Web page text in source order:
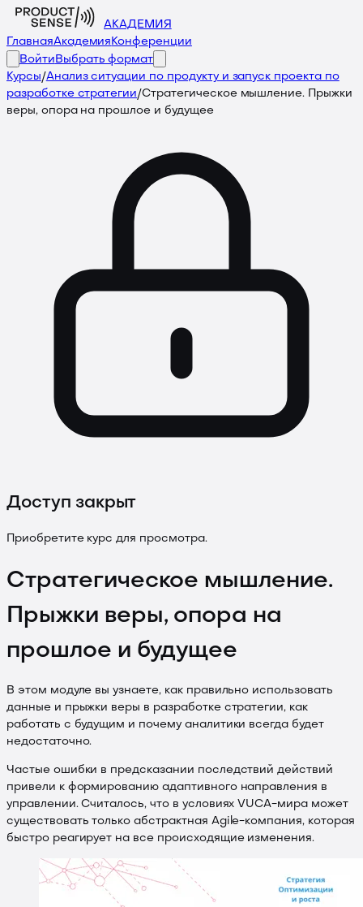
АКАДЕМИЯ
ГлавнаяАкадемия Конференции
Войти Выбрать формат
Курсы/Анализ ситуации по продукту и запуск проекта по
разработке стратегии/Стратегическое мышление. Прыжки
веры, опора на прошлое и будущее
Доступ закрыт
Приобретите курс для просмотра.
Стратегическое мышление.
Прыжки веры, опора на
прошлое и будущее
В этом модуле вы узнаете, как правильно использовать
данные и прыжки веры в разработке стратегии, как
работать с будущим и почему аналитики всегда будет
недостаточно.
Частые ошибки в предсказании последствий действий
привели к формированию адаптивного направления в
управлении. Считалось, что в условиях VUCA-мира может
существовать только абстрактная Agile-компания, которая
быстро реагирует на все происходящие изменения.